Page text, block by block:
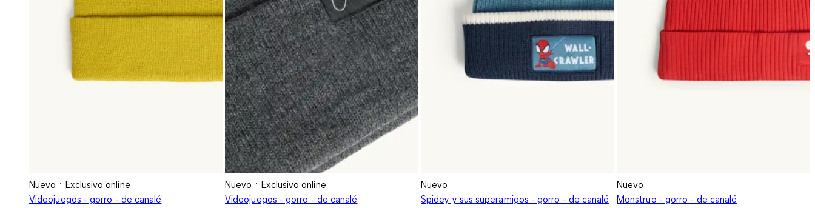
Nuevo
Exclusivo online
Videojuegos - gorro - de canalé
Nuevo
Exclusivo online
Videojuegos - gorro - de canalé
Nuevo
Spidey y sus superamigos - gorro - de canalé
Nuevo
Monstruo - gorro - de canalé